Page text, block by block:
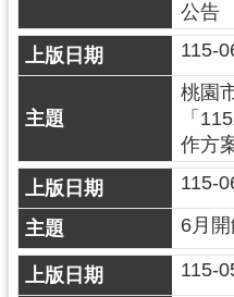
息
公
工
園
地
出
版
公告
115-
桃園
「
作方
115-
6月
115-